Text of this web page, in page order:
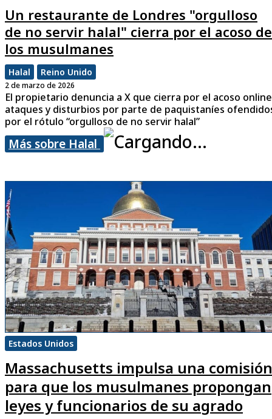
Un restaurante de Londres "orgulloso
de no servir halal" cierra por el acoso de
los musulmanes
Halal Reino Unido
2 de marzo de 2026
El propietario denuncia a X que cierra por el acoso
ataques y disturbios por parte de paquistaníes
por el rótulo “orgulloso de no servir halal”
Más sobre Halal
Estados Unidos
Massachusetts impulsa una comisión
para que los musulmanes propongan
leyes y funcionarios de su agrado